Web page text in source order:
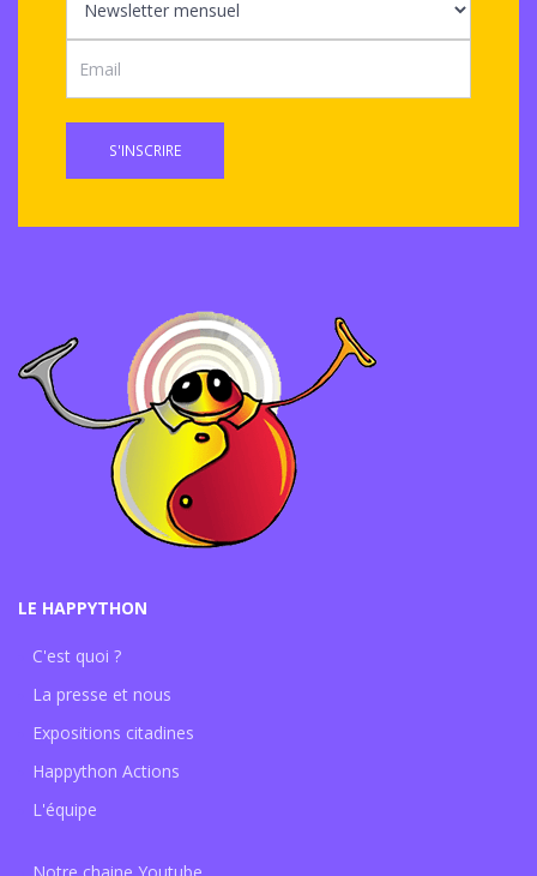
S'INSCRIRE
LE HAPPYTHON
C'est quoi ?
La presse et nous
Expositions citadines
Happython Actions
L'équipe